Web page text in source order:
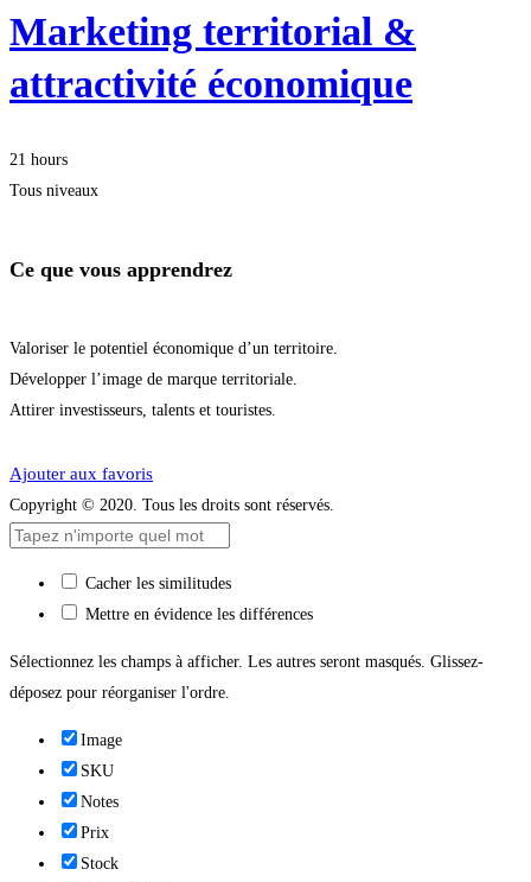
Marketing territorial &
attractivité économique
21 hours
Tous niveaux
Ce que vous apprendrez
Valoriser le potentiel économique d’un territoire.
Développer l’image de marque territoriale.
Attirer investisseurs, talents et touristes.
Ajouter aux favoris
Copyright © 2020. Tous les droits sont réservés.
Cacher les similitudes
Mettre en évidence les différences
Sélectionnez les champs à afficher. Les autres seront masqués. Glissez-
déposez pour réorganiser l'ordre.
Image
SKU
Notes
Prix
Stock